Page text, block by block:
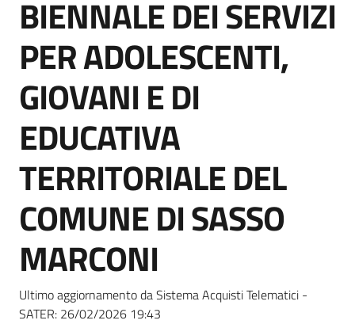
Supporto
Piattaforme
telematiche
English
site
BIENNALE DEI SERVIZI
PER ADOLESCENTI,
GIOVANI E DI
EDUCATIVA
TERRITORIALE DEL
COMUNE DI SASSO
MARCONI
Ultimo aggiornamento da Sistema Acquisti Telematici -
SATER: 26/02/2026 19:43